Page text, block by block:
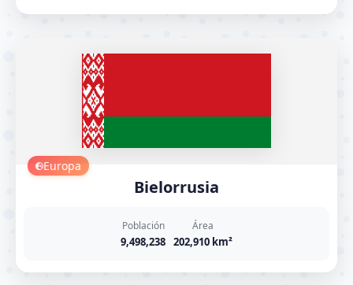
Europa
Bielorrusia
Población
9,498,238
Área
202,910 km²